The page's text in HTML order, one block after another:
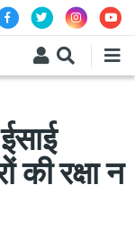
रक्षा न